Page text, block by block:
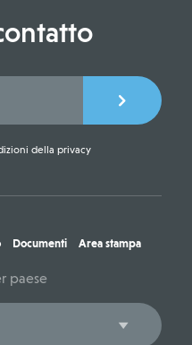
della privacy
Documenti Area stampa
paese